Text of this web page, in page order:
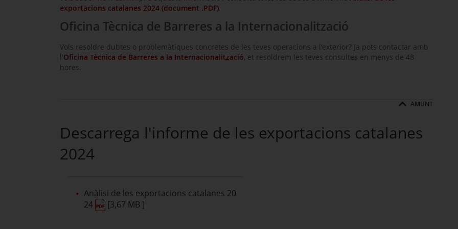
exportacions catalanes 2024 (document .PDF)
Oficina Tècnica de Barreres a la Internacionalització
Vols resoldre dubtes o problemàtiques concretes de les teves operacions a l'exterior? Ja pots contactar amb
l'Oficina Tècnica de Barreres a la Internacionalització, et resoldrem les teves consultes en menys de 48
hores.
AMUNT
Descarrega l'informe de les exportacions catalanes
2024
Anàlisi de les exportacions catalanes 20
24
[3,67 MB ]